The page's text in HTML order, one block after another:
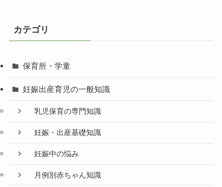
カテゴリ
保育所・学童
妊娠出産育児の一般知識
乳児保育の専門知識
妊娠・出産基礎知識
妊娠中の悩み
月例別赤ちゃん知識